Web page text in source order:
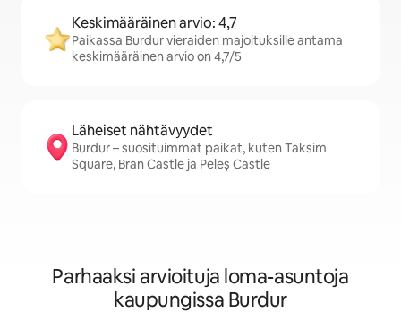
Keskimääräinen arvio: 4,7
Paikassa Burdur vieraiden majoituksille antama
keskimääräinen arvio on 4,7/5
Läheiset nähtävyydet
Burdur – suosituimmat paikat, kuten Taksim
Square, Bran Castle ja Peleș Castle
Parhaaksi arvioituja loma-asuntoja
kaupungissa Burdur